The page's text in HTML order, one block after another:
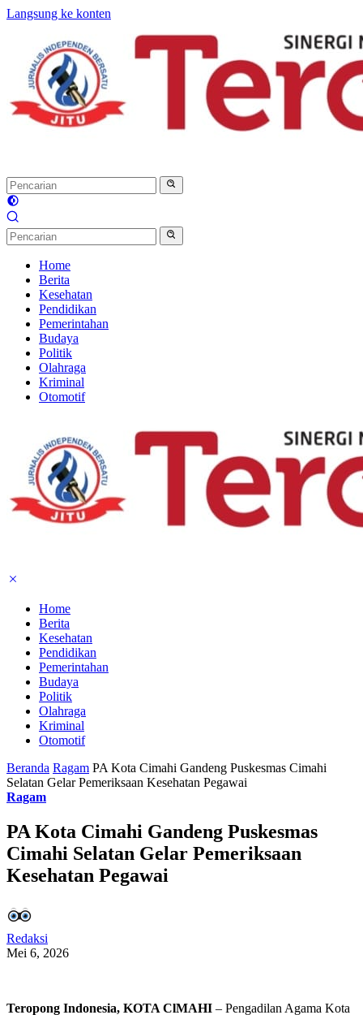
Langsung ke konten
Home
Berita
Kesehatan
Pendidikan
Pemerintahan
Budaya
Politik
Olahraga
Kriminal
Otomotif
Home
Berita
Kesehatan
Pendidikan
Pemerintahan
Budaya
Politik
Olahraga
Kriminal
Otomotif
Beranda Ragam PA Kota Cimahi Gandeng Puskesmas Cimahi
Selatan Gelar Pemeriksaan Kesehatan Pegawai
Ragam
PA Kota Cimahi Gandeng Puskesmas
Cimahi Selatan Gelar Pemeriksaan
Kesehatan Pegawai
Redaksi
Mei 6, 2026
Teropong Indonesia, KOTA ClMAHI – Pengadilan Agama Kota